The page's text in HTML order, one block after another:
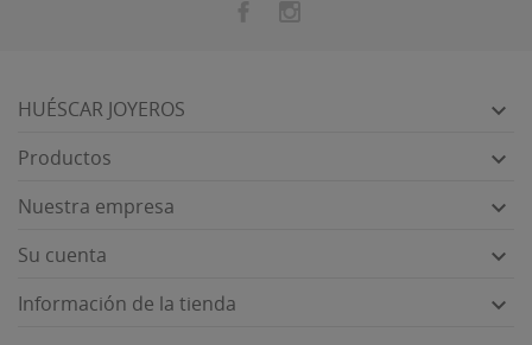
HUÉSCAR JOYEROS 
Productos 
Nuestra empresa 
Su cuenta 
Información de la tienda 